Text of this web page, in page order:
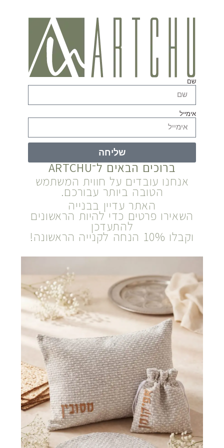
שם
אימייל
שליחה
ברוכים הבאים ל־ARTCHU
אנחנו עובדים על חווית המשתמש
הטובה ביותר עבורכם.
האתר עדיין בבנייה
השאירו פרטים כדי להיות הראשונים
להתעדכן
וקבלו 10% הנחה לקנייה הראשונה!